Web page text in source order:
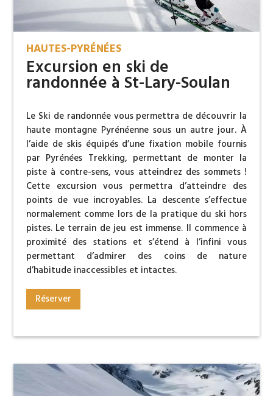
HAUTES-PYRÉNÉES
Excursion en ski de
randonnée à St-Lary-Soulan
Le Ski de randonnée vous permettra de découvrir la
haute montagne Pyrénéenne sous un autre jour. À
l’aide de skis équipés d’une fixation mobile fournis
par Pyrénées Trekking, permettant de monter la
piste à contre-sens, vous atteindrez des sommets !
Cette excursion vous permettra d’atteindre des
points de vue incroyables. La descente s’effectue
normalement comme lors de la pratique du ski hors
pistes. Le terrain de jeu est immense. Il commence à
proximité des stations et s’étend à l’infini vous
permettant d’admirer des coins de nature
d’habitude inaccessibles et intactes.
Réserver